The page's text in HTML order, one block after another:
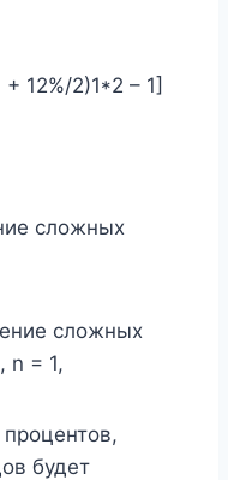
12%/2)1*2 – 1]
сложных
сложных
n = 1,
будет